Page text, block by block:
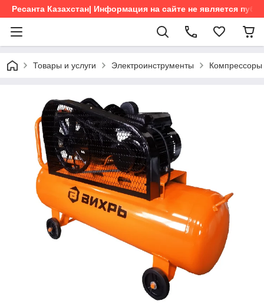
Ресанта Казахстан| Информация на сайте не является
Товары и услуги Электроинструменты Компрессоры